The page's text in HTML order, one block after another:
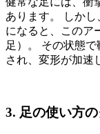
あります。 しか
になると、このア
足）。 その状態
され、変形が加速
3. 足の使い方の